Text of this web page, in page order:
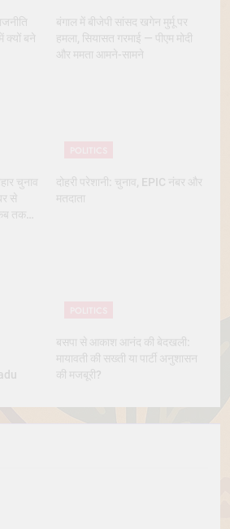
क्यों बने
बंगाल में बीजेपी सांसद खगेन मुर्मू पर
हमला, सियासत गरमाई — पीएम मोदी
और ममता आमने-सामने
चुनाव
से
तक
दोहरी परेशानी: चुनाव, EPIC नंबर और
मतदाता
बसपा से आकाश आनंद की बेदखली:
मायावती की सख्ती या पार्टी अनुशासन
की मजबूरी?